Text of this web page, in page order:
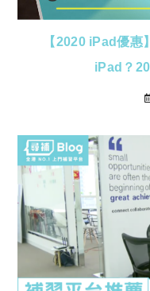
【2020 iPad優
iPad？